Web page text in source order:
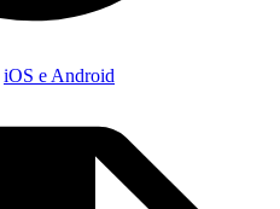
iOS e Android